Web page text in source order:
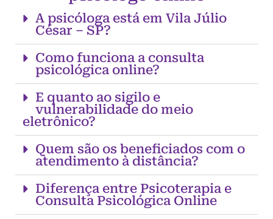
A psicóloga está em Vila Júlio
César – SP?
Como funciona a consulta
psicológica online?
E quanto ao sigilo e
vulnerabilidade do meio
eletrônico?
Quem são os beneficiados com o
atendimento à distância?
Diferença entre Psicoterapia e
Consulta Psicológica Online